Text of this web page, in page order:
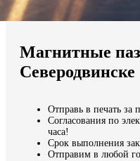
Мы доставляем по всему
Продолжить без города
Магнитные
Северодвинске
Отправь в печать за
Согласования по
часа!
Срок выполнения
Отправим в любой